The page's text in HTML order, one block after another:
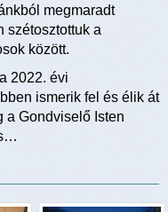
megmaradt
szétosztottuk a
között.
2022. évi
ismerik fel és élik át
a Gondviselő Isten